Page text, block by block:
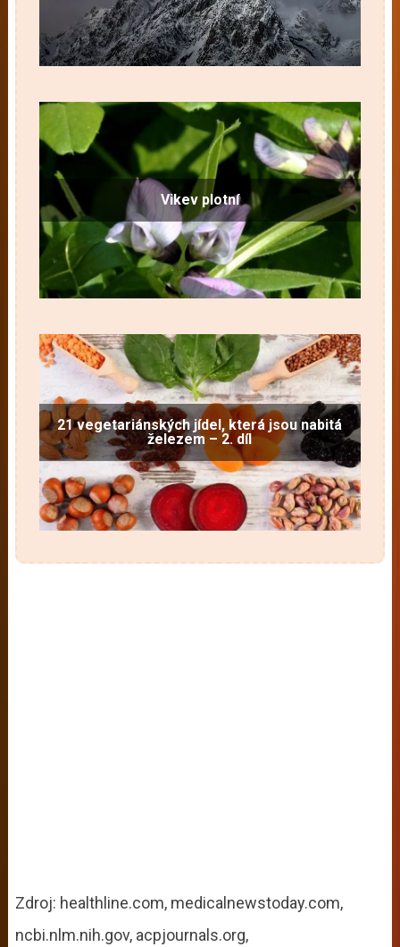
Vikev plotní
21 vegetariánských jídel, která jsou nabitá
železem – 2. díl
Zdroj: healthline.com, medicalnewstoday.com,
ncbi.nlm.nih.gov, acpjournals.org,